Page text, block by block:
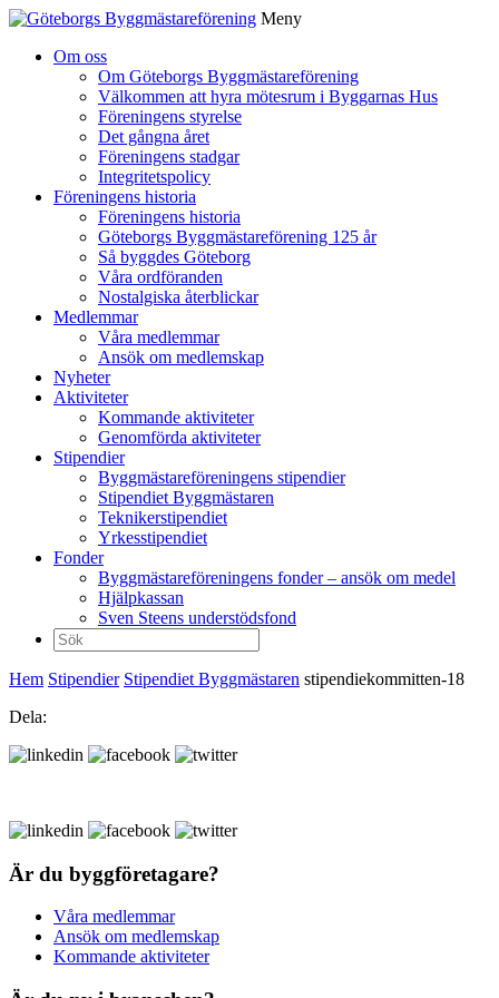
Meny
Om oss
Om Göteborgs Byggmästareförening
Välkommen att hyra mötesrum i Byggarnas Hus
Föreningens styrelse
Det gångna året
Föreningens stadgar
Integritetspolicy
Föreningens historia
Föreningens historia
Göteborgs Byggmästareförening 125 år
Så byggdes Göteborg
Våra ordföranden
Nostalgiska återblickar
Medlemmar
Våra medlemmar
Ansök om medlemskap
Nyheter
Aktiviteter
Kommande aktiviteter
Genomförda aktiviteter
Stipendier
Byggmästareföreningens stipendier
Stipendiet Byggmästaren
Teknikerstipendiet
Yrkesstipendiet
Fonder
Byggmästareföreningens fonder – ansök om medel
Hjälpkassan
Sven Steens understödsfond
Sök
efter:
Hem Stipendier Stipendiet Byggmästaren stipendiekommitten-18
Dela:
Är du byggföretagare?
Våra medlemmar
Ansök om medlemskap
Kommande aktiviteter